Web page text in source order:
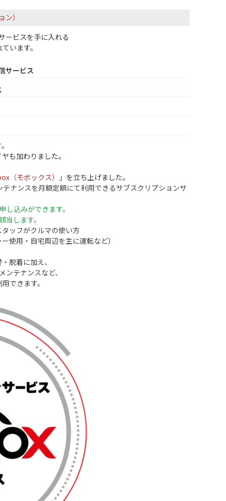
）
ービスを手に入れる
います。
サービス
も加わりました。
（モボックス）
」を立ち上げました。
ナンスを月額定額にて利用できるサブスクリプションサ
込みができます。
当します。
ッフがクルマの使い方
使用・自宅周辺を主に運転など）
脱着に加え、
テナンスなど、
できます。